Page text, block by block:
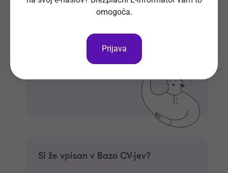
Prijavi se na E-informator.
Si že vpisan v Bazo CV-jev?
omogoča.
Prijava